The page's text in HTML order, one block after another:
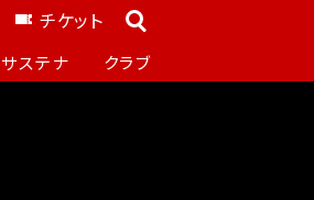
チケット
サステナ クラブ